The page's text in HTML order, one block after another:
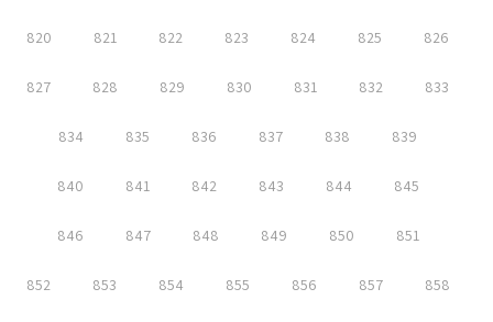
820 821 822 823 824 825 826
827 828 829 830 831 832 833
834 835 836 837 838 839
840 841 842 843 844 845
846 847 848 849 850 851
852 853 854 855 856 857 858